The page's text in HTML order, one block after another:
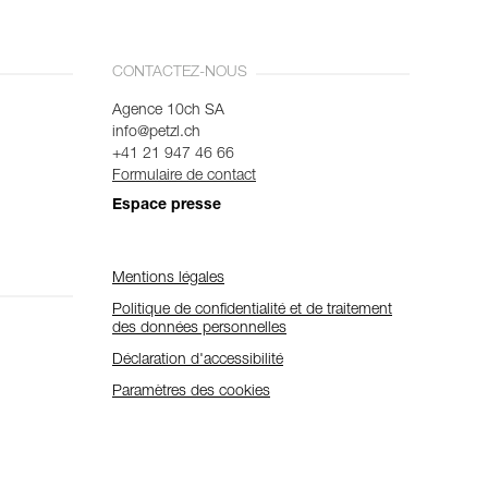
CONTACTEZ-NOUS
Agence 10ch SA
info@petzl.ch
+41 21 947 46 66
Formulaire de contact
Espace presse
Mentions légales
Politique de confidentialité et de traitement
des données personnelles
Déclaration d'accessibilité
Paramètres des cookies